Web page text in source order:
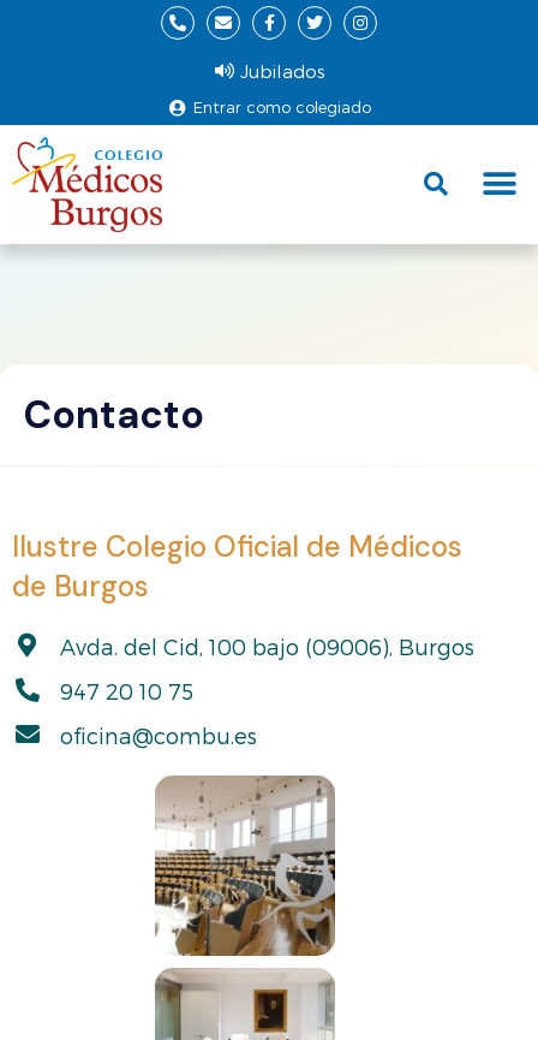
Entrar como colegiado
Jubilados
Contacto
Ilustre Colegio Oficial de Médicos
de Burgos
Avda. del Cid, 100 bajo (09006), Burgos
947 20 10 75
oficina@combu.es